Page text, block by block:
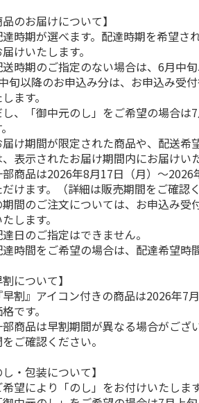
【冷凍】北海道 冷
やしぜんざい 3種6
本セット
5.0（3）
4,860円
(送料・税込)
＜お中元＞国産果実
の新食感くずバー
5.0（3）
3,400円
(送料・税込)
品のお届けについて】
時期が選べます。配達時期を希望さ
けいたします。
時期のご指定のない場合は、6月中旬
旬以降のお申込み分は、お申込み受
ます。
し、「御中元のし」をご希望の場合は
け期間が限定された商品や、配送希
表示されたお届け期間内にお届けい
商品は2026年8月17日（月）～2026
だけます。（詳細は販売期間をご確認
期間のご注文については、お申込み受
します。
日のご指定はできません。
時間をご希望の場合は、配達希望時
割について】
割』アイコン付きの商品は2026年7
です。
商品は早割期間が異なる場合がござ
ご確認ください。
し・包装について】
望により「のし」をお付けいたします